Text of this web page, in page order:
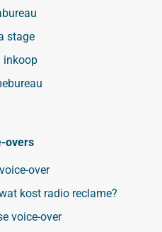
stage
inkoop
overs
over
kost radio reclame?
voice-over